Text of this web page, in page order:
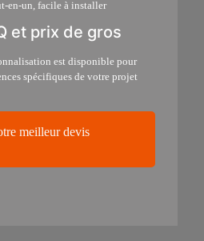
en-un, facile à installer
et prix de gros
est disponible pour
spécifiques de votre projet
meilleur devis